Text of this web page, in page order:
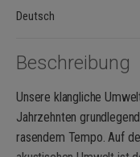
Deutsch
Beschreibung
Unsere klangliche
Jahrzehnten
rasendem Tempo. Auf